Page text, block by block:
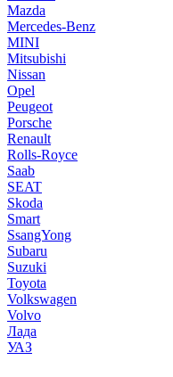
Mazda
Mercedes-Benz
MINI
Mitsubishi
Nissan
Opel
Peugeot
Porsche
Renault
Rolls-Royce
Saab
SEAT
Skoda
Smart
SsangYong
Subaru
Suzuki
Toyota
Volkswagen
Volvo
Лада
УАЗ